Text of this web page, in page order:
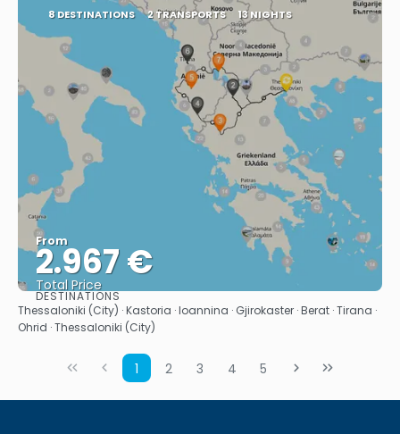
8 DESTINATIONS 2 TRANSPORTS 13 NIGHTS
From
2.967 €
Total Price
See
DESTINATIONS
Thessaloniki (City) · Kastoria · Ioannina · Gjirokaster · Berat · Tirana ·
Ohrid · Thessaloniki (City)
1 2 3 4 5